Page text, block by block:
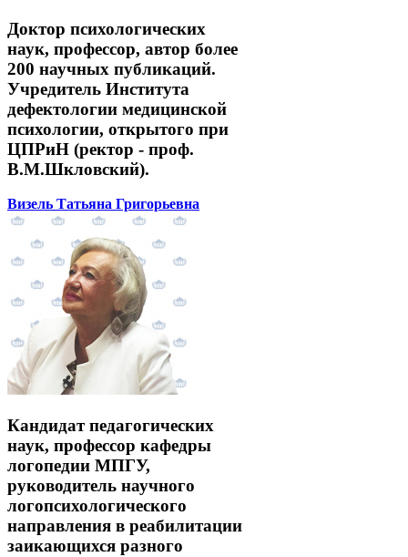
Доктор психологических
наук, профессор, автор более
200 научных публикаций.
Учредитель Института
дефектологии медицинской
психологии, открытого при
ЦПРиН (ректор - проф.
В.М.Шкловский).
Визель Татьяна Григорьевна
Кандидат педагогических
наук, профессор кафедры
логопедии МПГУ,
руководитель научного
логопсихологического
направления в реабилитации
заикающихся разного